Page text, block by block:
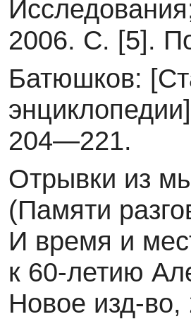
2006. С. [5].
Батюшков:
204—221.
Отрывки из
(Памяти
И время и
к 60-летию
Новое изд-